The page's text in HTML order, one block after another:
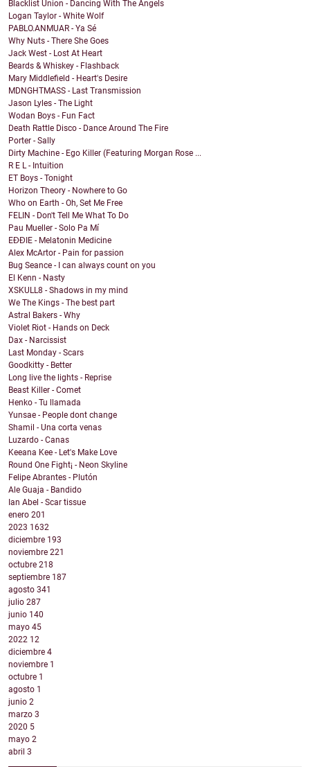
Blacklist Union - Dancing With The Angels
Logan Taylor - White Wolf
PABLO.ANMUAR - Ya Sé
Why Nuts - There She Goes
Jack West - Lost At Heart
Beards & Whiskey - Flashback
Mary Middlefield - Heart's Desire
MDNGHTMASS - Last Transmission
Jason Lyles - The Light
Wodan Boys - Fun Fact
Death Rattle Disco - Dance Around The Fire
Porter - Sally
Dirty Machine - Ego Killer (Featuring Morgan Rose ...
R E L - Intuition
ET Boys - Tonight
Horizon Theory - Nowhere to Go
Who on Earth - Oh, Set Me Free
FELIN - Don't Tell Me What To Do
Pau Mueller - Solo Pa Mí
EĐĐIE - Melatonin Medicine
Alex McArtor - Pain for passion
Bug Seance - I can always count on you
El Kenn - Nasty
XSKULL8 - Shadows in my mind
We The Kings - The best part
Astral Bakers - Why
Violet Riot - Hands on Deck
Dax - Narcissist
Last Monday - Scars
Goodkitty - Better
Long live the lights - Reprise
Beast Killer - Comet
Henko - Tu llamada
Yunsae - People dont change
Shamil - Una corta venas
Luzardo - Canas
Keeana Kee - Let's Make Love
Round One Fight¡ - Neon Skyline
Felipe Abrantes - Plutón
Ale Guaja - Bandido
Ian Abel - Scar tissue
enero 201
2023 1632
diciembre 193
noviembre 221
octubre 218
septiembre 187
agosto 341
julio 287
junio 140
mayo 45
2022 12
diciembre 4
noviembre 1
octubre 1
agosto 1
junio 2
marzo 3
2020 5
mayo 2
abril 3